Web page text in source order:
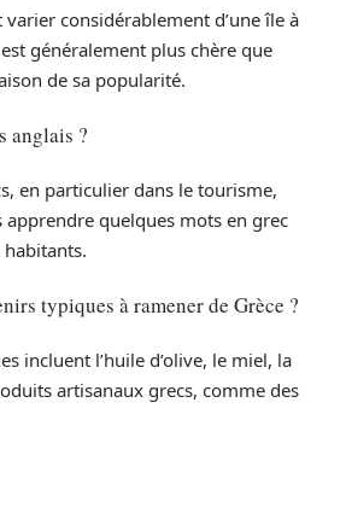
considérablement d’une île à
généralement plus chère que
de sa popularité.
anglais ?
en particulier dans le tourisme,
apprendre quelques mots en grec
typiques à ramener de Grèce ?
incluent l’huile d’olive, le miel, la
artisanaux grecs, comme des